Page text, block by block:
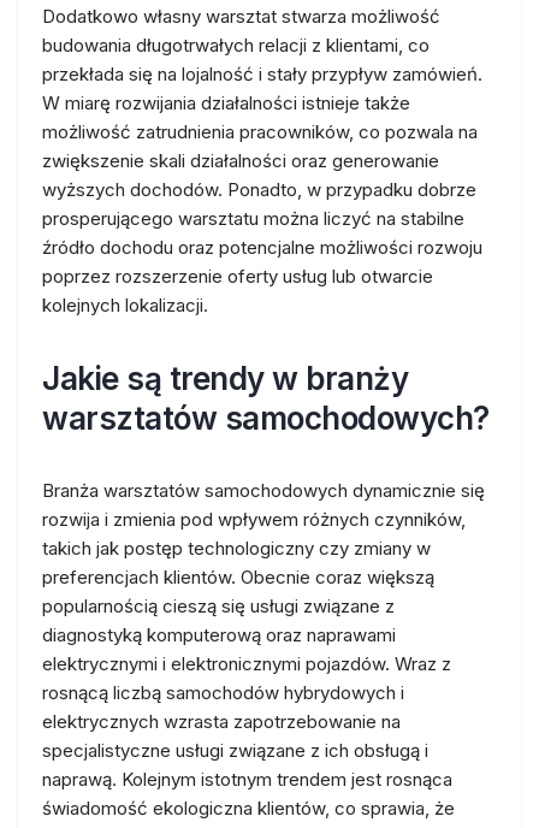
Dodatkowo własny warsztat stwarza możliwość
budowania długotrwałych relacji z klientami, co
przekłada się na lojalność i stały przypływ zamówień.
W miarę rozwijania działalności istnieje także
możliwość zatrudnienia pracowników, co pozwala na
zwiększenie skali działalności oraz generowanie
wyższych dochodów. Ponadto, w przypadku dobrze
prosperującego warsztatu można liczyć na stabilne
źródło dochodu oraz potencjalne możliwości rozwoju
poprzez rozszerzenie oferty usług lub otwarcie
kolejnych lokalizacji.
Jakie są trendy w branży
warsztatów samochodowych?
Branża warsztatów samochodowych dynamicznie się
rozwija i zmienia pod wpływem różnych czynników,
takich jak postęp technologiczny czy zmiany w
preferencjach klientów. Obecnie coraz większą
popularnością cieszą się usługi związane z
diagnostyką komputerową oraz naprawami
elektrycznymi i elektronicznymi pojazdów. Wraz z
rosnącą liczbą samochodów hybrydowych i
elektrycznych wzrasta zapotrzebowanie na
specjalistyczne usługi związane z ich obsługą i
naprawą. Kolejnym istotnym trendem jest rosnąca
świadomość ekologiczna klientów, co sprawia, że